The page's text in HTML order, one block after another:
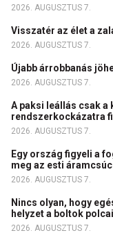
2026. AUGUSZTUS 7.
Visszatér az élet a
2026. AUGUSZTUS 7.
Újabb árrobbanás
2026. AUGUSZTUS 7.
A paksi leállás csak a
rendszerkockázatra
2026. AUGUSZTUS 7.
Egy ország figyeli a
meg az esti
2026. AUGUSZTUS 7.
Nincs olyan, hogy
helyzet a boltok
2026. AUGUSZTUS 7.